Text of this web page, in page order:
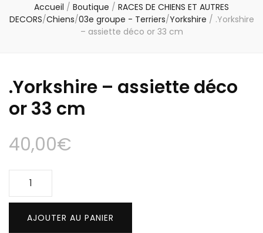
Accueil / Boutique / RACES DE CHIENS ET AUTRES
DECORS/Chiens/03e groupe - Terriers/Yorkshire / .Yorkshire
– assiette déco or 33 cm
.Yorkshire – assiette déco
or 33 cm
40,00€
quantité
.Yorkshire
AJOUTER AU PANIER